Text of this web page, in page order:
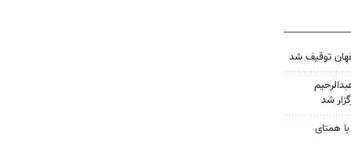
شد
همتای